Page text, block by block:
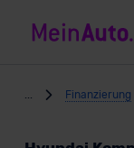
Finanzierung